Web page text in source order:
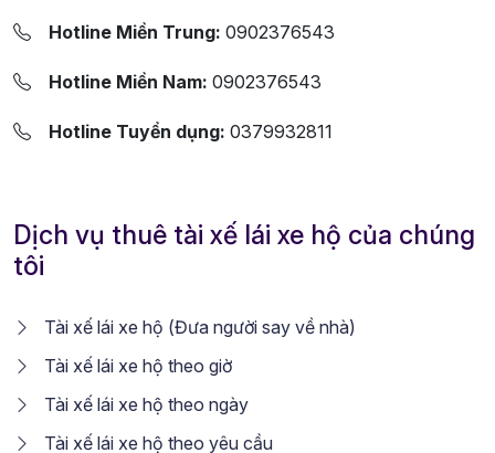
Hotline Miền Trung: 0902376543
Hotline Miền Nam: 0902376543
Hotline Tuyển dụng: 0379932811
Dịch vụ thuê tài xế lái xe hộ của chúng
tôi
Tài xế lái xe hộ (Đưa người say về nhà)
Tài xế lái xe hộ theo giờ
Tài xế lái xe hộ theo ngày
Tài xế lái xe hộ theo yêu cầu